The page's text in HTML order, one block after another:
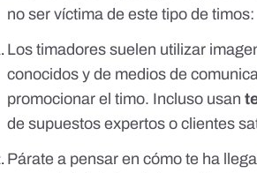
no ser víctima de este tipo de timos:
Los timadores suelen utilizar
conocidos y de medios de
promocionar el timo. Incluso usan
de supuestos expertos o clientes
Párate a pensar en cómo te ha